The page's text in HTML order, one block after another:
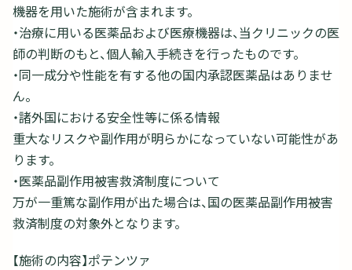
機器を用いた施術が含まれます。
・治療に用いる医薬品および医療機器は、当クリニックの医
師の判断のもと、個人輸入手続きを行ったものです。
・同一成分や性能を有する他の国内承認医薬品はありませ
ん。
・諸外国における安全性等に係る情報
重大なリスクや副作用が明らかになっていない可能性があ
ります。
・医薬品副作用被害救済制度について
万が一重篤な副作用が出た場合は、国の医薬品副作用被害
救済制度の対象外となります。
【施術の内容】ポテンツァ